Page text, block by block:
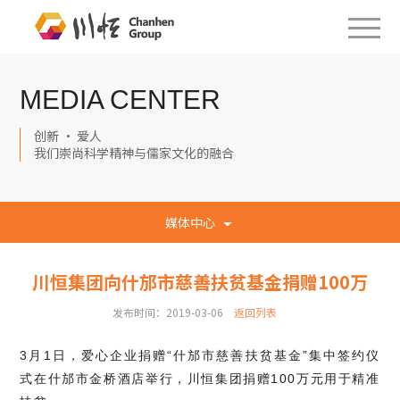
MEDIA CENTER
创新 · 爱人
我们崇尚科学精神与儒家文化的融合
媒体中心
川恒集团向什邡市慈善扶贫基金捐赠100万
发布时间：2019-03-06 返回列表
3月1日，爱心企业捐赠“什邡市慈善扶贫基金”集中签约仪
式在什邡市金桥酒店举行，川恒集团捐赠100万元用于精准